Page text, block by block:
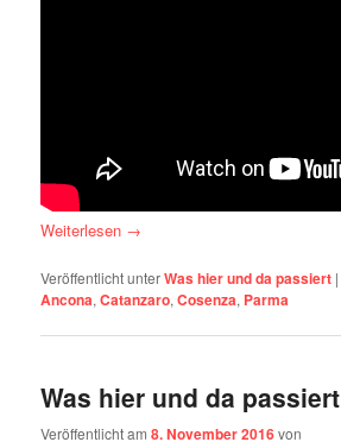
Weiterlesen →
Veröffentlicht unterWas hier und da passiert
Ancona,Catanzaro,Cosenza, Parma
Was hier und da passiert
Veröffentlicht am8. November 2016von